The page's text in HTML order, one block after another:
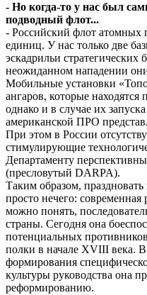
- Но когда-то у нас был
подводный флот...
- Российский флот атомных
единиц. У нас только две
эскадрильи
неожиданном нападении
Мобильные установки
ангаров, которые
однако и в случае их
американской ПРО
При этом в России
стимулирующие
Департаменту
(пресловутый DARPA).
Таким образом,
просто нечего: современная
можно понять,
страны. Сегодня она
потенциальных
полки в начале XVIII века.
формирования
культуры руководства она
реформированию.